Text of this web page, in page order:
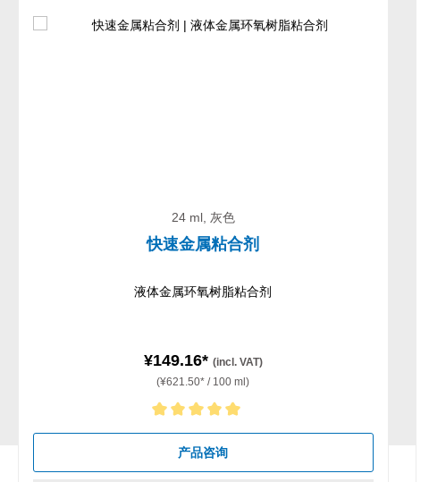
24 ml, 灰色
快速金属粘合剂
液体金属环氧树脂粘合剂
¥149.16* (incl. VAT)
(¥621.50* / 100 ml)
Average rating of 5 out of 5 stars
产品咨询